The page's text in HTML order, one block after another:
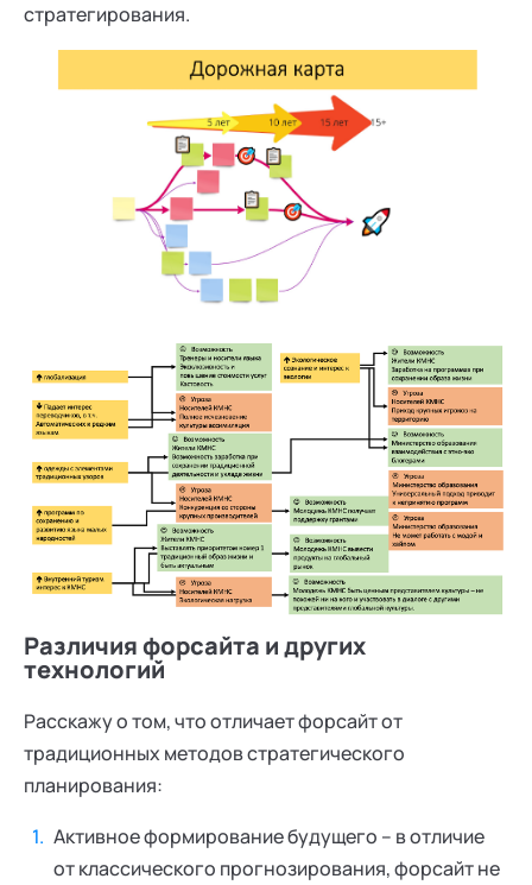
стратегирования.
Различия форсайта и других
технологий
Расскажу о том, что отличает форсайт от
традиционных методов стратегического
планирования:
Активное формирование будущего – в отличие
от классического прогнозирования, форсайт не